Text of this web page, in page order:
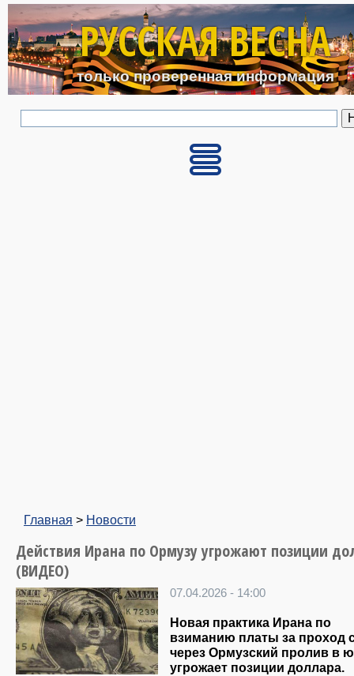
Перейти к основному
РУССКАЯ ВЕСНА
только проверенная информация
Главная > Новости
Действия Ирана по Ормузу угрожают позиции
(ВИДЕО)
07.04.2026 - 14:00
Новая практика Ирана по
взиманию платы за проход
через Ормузский пролив в
угрожает позиции доллара.